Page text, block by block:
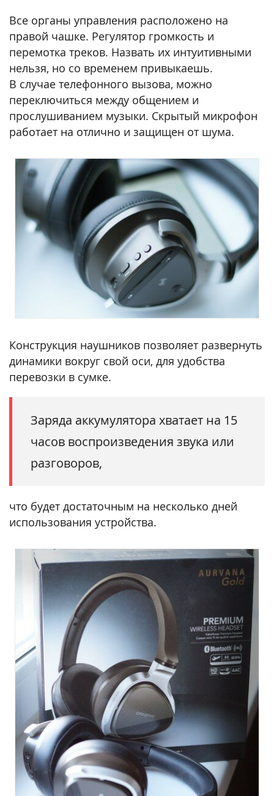
Все органы управления расположено на
правой чашке. Регулятор громкость и
перемотка треков. Назвать их интуитивными
нельзя, но со временем привыкаешь.
В случае телефонного вызова, можно
переключиться между общением и
прослушиванием музыки. Скрытый микрофон
работает на отлично и защищен от шума.
Конструкция наушников позволяет развернуть
динамики вокруг свой оси, для удобства
перевозки в сумке.
Заряда аккумулятора хватает на 15
часов воспроизведения звука или
разговоров,
что будет достаточным на несколько дней
использования устройства.